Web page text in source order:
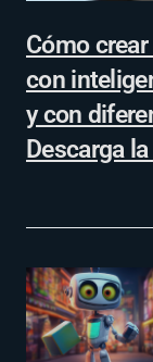
Cómo
con
y con
Descarga